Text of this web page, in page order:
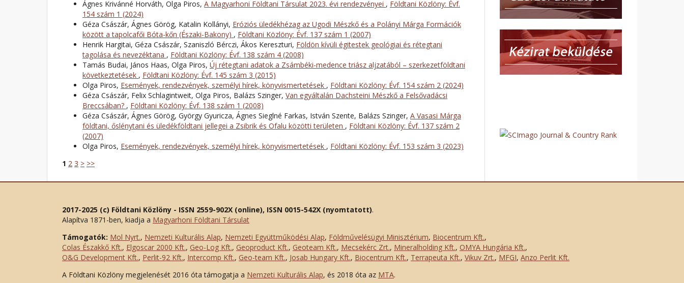
Ágnes Krivánné Horváth, Olga Piros, A Magyarhoni Földtani Társulat 2023. évi rendezvényei , Földtani Közlöny: Évf.
154 szám 1 (2024)
Géza Császár, Ágnes Görög, Katalin Kollányi, Eróziós üledékhézag az Ugodi Mészkő és a Polányi Márga Formációk
között a tapolcafői Bóta-kőn (Északi-Bakony) , Földtani Közlöny: Évf. 137 szám 1 (2007)
Henrik Hargitai, Géza Császár, Szaniszló Bérczi, Ákos Kereszturi, Földön kívüli égitestek geológiai és rétegtani
tagolása és nevezéktana , Földtani Közlöny: Évf. 138 szám 4 (2008)
Tamás Budai, János Haas, Olga Piros, Új rétegtani adatok a Zsámbéki-medence triász aljzatából – szerkezetföldtani
következtetések , Földtani Közlöny: Évf. 145 szám 3 (2015)
Olga Piros, Események, rendezvények, személyi hírek, könyvismertetések , Földtani Közlöny: Évf. 154 szám 2 (2024)
Géza Császár, Felix Schlagintweit, Olga Piros, Balázs Szinger, Van egyáltalán Dachsteini Mészkő a Felsővadácsi
Breccsában? , Földtani Közlöny: Évf. 138 szám 1 (2008)
Géza Császár, Ágnes Görög, György Gyuricza, Ágnes Sieglné Farkas, István Szente, Balázs Szinger, A Vasasi Márga
földtani, őslénytani és üledékföldtani jellegei a Zsibrik és Ofalu közötti területen , Földtani Közlöny: Évf. 137 szám 2
(2007)
Olga Piros, Események, rendezvények, személyi hírek, könyvismertetések , Földtani Közlöny: Évf. 153 szám 3 (2023)
1 2 3 > >>
2017-2025 (c) Földtani Közlöny - ISSN 2559-902X (online), ISSN 0015-542X (nyomtatott).
Alapítva 1871-ben, kiadja a Magyarhoni Földtani Társulat
Támogatók: Mol Nyrt., Nemzeti Kulturális Alap, Nemzeti Együttműködési Alap, Földművelésügyi Minisztérium, Biocentrum Kft.,
Colas Északkő Kft., Elgoscar 2000 Kft., Geo-Log Kft., Geoproduct Kft., Geoteam Kft., Mecsekérc Zrt., Mineralholding Kft., OMYA Hungária Kft.,
O&G Development Kft., Perlit-92 Kft., Intercomp Kft., Geo-team Kft., Josab Hungary Kft., Biocentrum Kft., Terrapeuta Kft., Vikuv Zrt., MFGI, Anzo Perlit Kft.
A Földtani Közlöny megjelenését 2016 óta támogatja a Nemzeti Kulturális Alap, és 2018 óta az MTA.